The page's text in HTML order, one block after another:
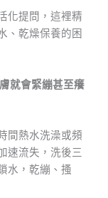
化提問，這裡精
、乾燥保養的困
就會緊繃甚至癢
間熱水洗澡或頻
速流失，洗後三
水，乾繃、搔